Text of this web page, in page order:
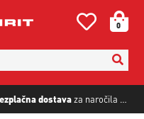
dostavaza naročila nad
0